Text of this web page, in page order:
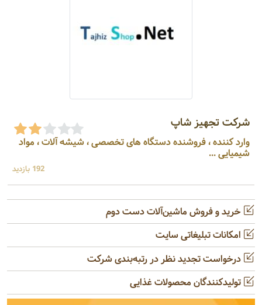
شرکت تجهیز شاپ
وارد کننده ، فروشنده دستگاه های تخصصی ، شیشه آلات ، مواد
شیمیایی ...
192 بازدید
خرید و فروش ماشین‌آلات دست دوم
امکانات تبلیغاتی سایت
درخواست تجدید نظر در رتبه‌بندی شرکت
تولیدکنندگان محصولات غذایی